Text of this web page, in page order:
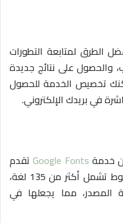
الطرق لمتابعة التطورات
والحصول على نتائج جديدة
تخصيص الخدمة للحصول
في بريدك الإلكتروني.
خدمةGoogle Fontsتقدم
تشمل
أكثر من 135 لغة،
المصدر، مما يجعلها في